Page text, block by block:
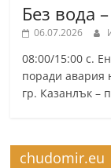
Без вода
06.07.2026
08:00/15:00 с.
поради авария
гр. Казанлък –
chudomir.eu